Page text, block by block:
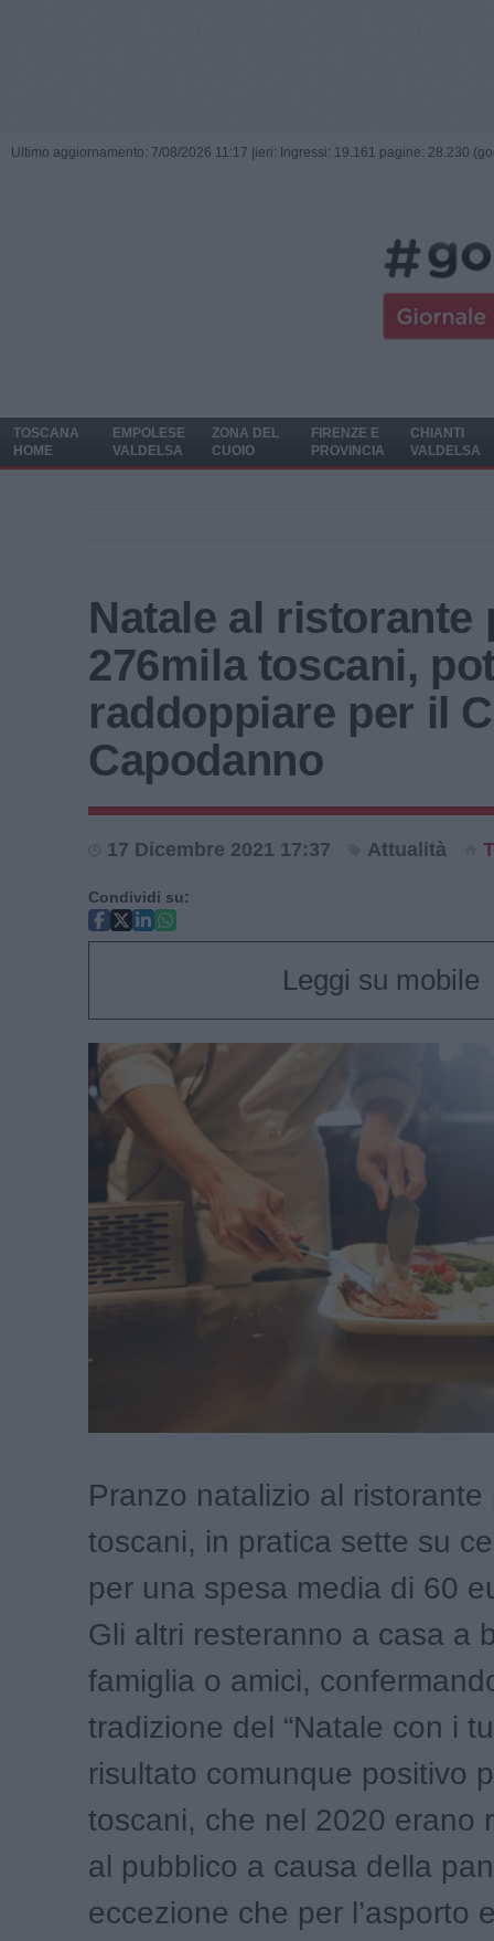
Ultimo aggiornamento: 7/08/2026 11:17 | ieri: Ingressi: 19.161 pagine: 28.230
TOSCANA
HOME
EMPOLESE
VALDELSA
ZONA DEL
CUOIO
FIRENZE E
PROVINCIA
CHIANTI
VALDELSA
Natale al ristorante
276mila toscani,
raddoppiare per il
Capodanno
17 Dicembre 2021 17:37 Attualità
Condividi su:
Leggi su mobile
Pranzo natalizio al ristorante
toscani, in pratica sette su
per una spesa media di 60
Gli altri resteranno a casa a
famiglia o amici,
tradizione del “Natale con i
risultato comunque positivo
toscani, che nel 2020 erano
al pubblico a causa della
eccezione che per l’asporto